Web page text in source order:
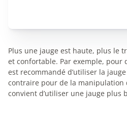
Plus une jauge est haute, plus le
et confortable. Par exemple, pour
est recommandé d’utiliser la
contraire pour de la manipulation
convient d’utiliser une jauge plus